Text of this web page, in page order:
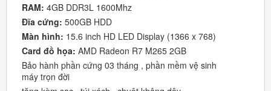
RAM: 4GB DDR3L 1600Mhz
Đĩa cứng: 500GB HDD
Màn hình: 15.6 inch HD LED Display (1366 x 768)
Card đồ họa: AMD Radeon R7 M265 2GB
Bảo hành phần cứng 03 tháng , phần mềm vệ sinh
máy trọn đời